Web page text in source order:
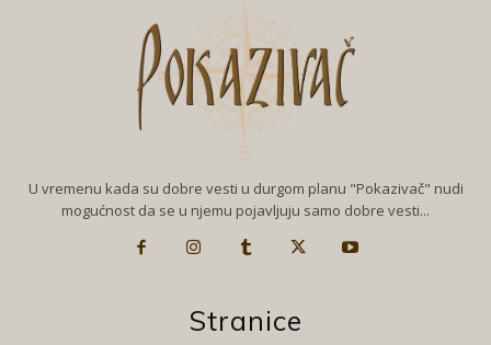
U vremenu kada su dobre vesti u durgom planu "Pokazivač" nudi
mogućnost da se u njemu pojavljuju samo dobre vesti...
Stranice